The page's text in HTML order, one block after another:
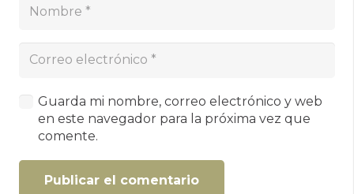
Guarda mi nombre, correo electrónico y web
en este navegador para la próxima vez que
comente.
Publicar el comentario